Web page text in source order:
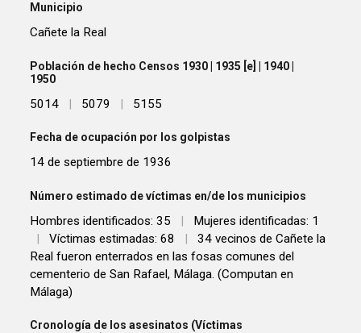
Municipio
Cañete la Real
Población de hecho Censos 1930 | 1935 [e] | 1940 |
1950
5014 | 5079 | 5155
Fecha de ocupación por los golpistas
14 de septiembre de 1936
Número estimado de víctimas en/de los municipios
Hombres identificados: 35 |
Mujeres identificadas: 1
|
Víctimas estimadas: 68 |
34 vecinos de Cañete la
Real fueron enterrados en las fosas comunes del
cementerio de San Rafael, Málaga. (Computan en
Málaga)
Cronología de los asesinatos (Víctimas